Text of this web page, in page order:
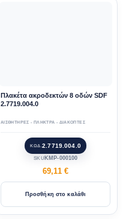
Πλακέτα ακροδεκτών 8 οδών SDF
2.7719.004.0
ΑΙΣΘΗΤΗΡΕΣ - ΠΛΗΚΤΡΑ - ΔΙΑΚΟΠΤΕΣ
ΚΩΔ.2.7719.004.0
SKU KMP-000100
69,11 €
Προσθήκη στο καλάθι